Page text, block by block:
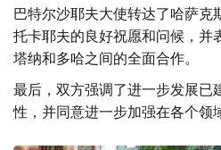
巴特尔沙耶夫大使转达了哈萨克
托卡耶夫的良好祝愿和问候，并
塔纳和多哈之间的全面合作。
最后，双方强调了进一步发展已
性，并同意进一步加强在各个领